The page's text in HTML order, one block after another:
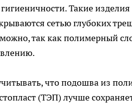
Такие
сетью глубоких
так как полимерный
что подошва из
(ТЭП) лучше